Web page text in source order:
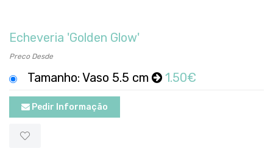
Echeveria 'Golden Glow'
Preco Desde
Tamanho: Vaso 5.5 cm 1.50€
Pedir Informação